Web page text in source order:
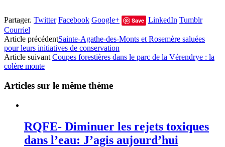
Partager. Twitter Facebook Google+ Save LinkedIn Tumblr
Courriel
Article précédentSainte-Agathe-des-Monts et Rosemère saluées
pour leurs initiatives de conservation
Article suivant Coupes forestières dans le parc de la Vérendrye : la
colère monte
Articles sur le même thème
RQFE- Diminuer les rejets toxiques
dans l’eau: J’agis aujourd’hui